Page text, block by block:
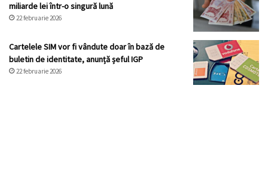
miliarde lei într-o singură lună
22 februarie 2026
Cartelele SIM vor fi vândute doar în bază de
buletin de identitate, anunță șeful IGP
22 februarie 2026